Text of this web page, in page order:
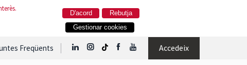
Rebutja
D'acord
Gestionar cookies
Freqüents Accedeix